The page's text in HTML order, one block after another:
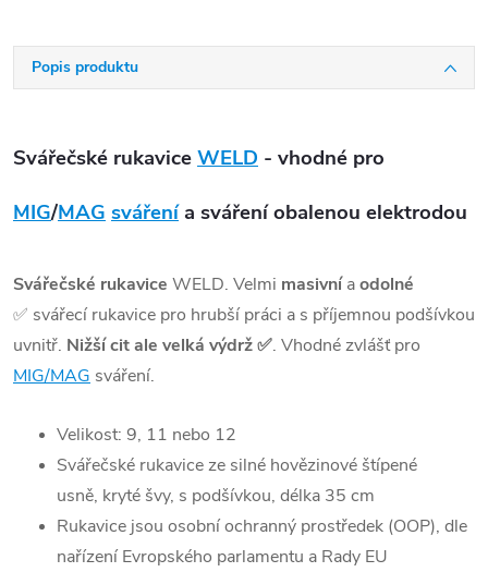
Popis produktu
Svářečské rukaviceWELD - vhodné pro
MIG/MAGsvářenía sváření obalenou elektrodou
Svářečské rukavice WELD. Velmi masivníaodolné
✅ svářecí rukavice pro hrubší práci a s příjemnou podšívkou
uvnitř. Nižší cit ale velká výdrž✅. Vhodné zvlášť pro
MIG/MAG sváření.
Velikost: 9, 11 nebo 12
Svářečské rukavice ze silné hovězinové štípené
usně, kryté švy, s podšívkou, délka 35 cm
Rukavice jsou osobní ochranný prostředek (OOP), dle
nařízení Evropského parlamentu a Rady EU